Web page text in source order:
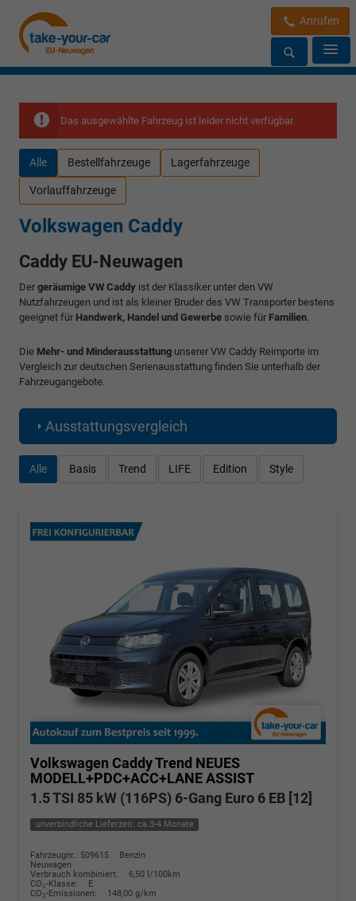
Anrufen
Das ausgewählte Fahrzeug ist leider nicht verfügbar.
Alle Bestellfahrzeuge Lagerfahrzeuge
Vorlauffahrzeuge
Volkswagen Caddy
Caddy EU-Neuwagen
Der geräumige VW Caddy ist der Klassiker unter den VW
Nutzfahrzeugen und ist als kleiner Bruder des VW Transporter bestens
geeignet für Handwerk, Handel und Gewerbe sowie für Familien
Die Mehr- und Minderausstattung unserer VW Caddy Reimporte im
Vergleich zur deutschen Serienausstattung finden Sie unterhalb der
Fahrzeugangebote.
Ausstattungsvergleich
Alle Basis Trend LIFE Edition Style
Volkswagen CaddyTrend NEUES
MODELL+PDC+ACC+LANE ASSIST
1.5 TSI 85 kW (116PS) 6-Gang Euro 6 EB [12]
unverbindliche Lieferzeit: ca.3-4 Monate
Fahrzeugnr.: 509615
Benzin
Neuwagen
Verbrauch kombiniert:
6,50 l/100km
CO2-Klasse:
E
CO2-Emissionen: 148,00 g/km